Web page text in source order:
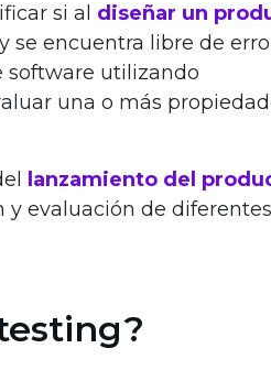
si al diseñar un
se encuentra libre de
software utilizando
una o más
lanzamiento del
y evaluación de diferentes